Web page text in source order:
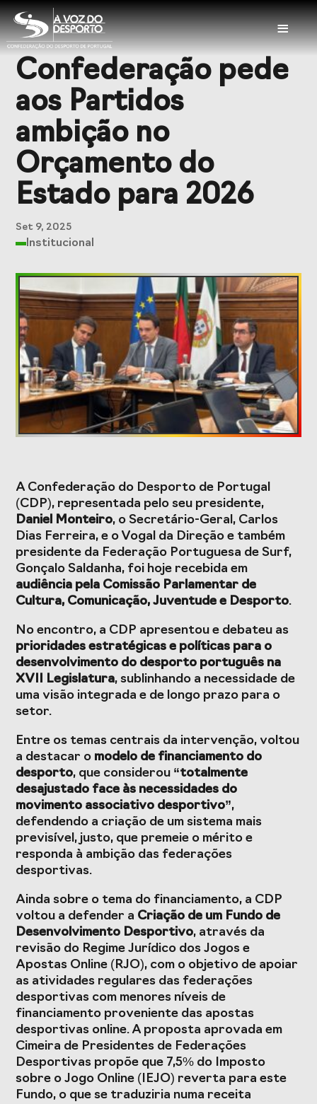
≡
Sobre a CDP
Visão e Missão
Órgãos Sociais
Representações
Nacionais
Representações
Internacionais
História
Documentação
Balcão das
Federações
Seguros
Desportivos
Formação
Estudos e Projetos
O Valor do
(1996-2024) e o seu
futuro
Estudo
impacto da
COVID-19
Projetos Europeus
Eventos
Cimeira de
Presidentes de
Federações
Desportivas
Gala do Desporto
de Portugal
Prémios Voz do
Desporto
Jogos CPLP
Congresso
Nacional do
Desporto
Confederação pede
aos Partidos
ambição no
Orçamento do
Estado para 2026
Set 9, 2025
Institucional
A Confederação do Desporto de Portugal
(CDP), representada pelo seu presidente,
Daniel Monteiro, o Secretário-Geral, Carlos
Dias Ferreira, e o Vogal da Direção e também
presidente da Federação Portuguesa de Surf,
Gonçalo Saldanha, foi hoje recebida em
audiência pela Comissão Parlamentar de
Cultura, Comunicação, Juventude e Desporto.
No encontro, a CDP apresentou e debateu as
prioridades estratégicas e políticas para o
desenvolvimento do desporto português na
XVII Legislatura, sublinhando a necessidade de
uma visão integrada e de longo prazo para o
setor.
Entre os temas centrais da intervenção, voltou
a destacar o modelo de financiamento do
desporto, que considerou “totalmente
desajustado face às necessidades do
movimento associativo desportivo”,
defendendo a criação de um sistema mais
previsível, justo, que premeie o mérito e
responda à ambição das federações
desportivas.
Ainda sobre o tema do financiamento, a CDP
voltou a defender a Criação de um Fundo de
Desenvolvimento Desportivo, através da
revisão do Regime Jurídico dos Jogos e
Apostas Online (RJO), com o objetivo de apoiar
as atividades regulares das federações
desportivas com menores níveis de
financiamento proveniente das apostas
desportivas online. A proposta aprovada em
Cimeira de Presidentes de Federações
Desportivas propõe que 7,5% do Imposto
sobre o Jogo Online (IEJO) reverta para este
Fundo, o que se traduziria numa receita